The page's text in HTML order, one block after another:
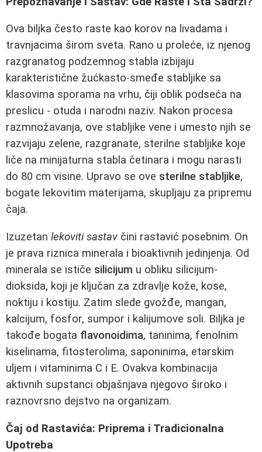
Ova biljka često raste kao korov na livadama i
travnjacima širom sveta. Rano u proleće, iz njenog
razgranatog podzemnog stabla izbijaju
karakteristične žućkasto-smeđe stabljike sa
klasovima sporama na vrhu, čiji oblik podseća na
preslicu - otuda i narodni naziv. Nakon procesa
razmnožavanja, ove stabljike vene i umesto njih se
razvijaju zelene, razgranate, sterilne stabljike koje
liče na minijaturna stabla četinara i mogu narasti
do 80 cm visine. Upravo se ove sterilne stabljike,
bogate lekovitim materijama, skupljaju za pripremu
čaja.
Izuzetan lekoviti sastav čini rastavić posebnim. On
je prava riznica minerala i bioaktivnih jedinjenja. Od
minerala se ističe silicijum u obliku silicijum-
dioksida, koji je ključan za zdravlje kože, kose,
noktiju i kostiju. Zatim slede gvožđe, mangan,
kalcijum, fosfor, sumpor i kalijumove soli. Biljka je
takođe bogata flavonoidima, taninima, fenolnim
kiselinama, fitosterolima, saponinima, etarskim
uljem i vitaminima C i E. Ovakva kombinacija
aktivnih supstanci objašnjava njegovo široko i
raznovrsno dejstvo na organizam.
Čaj od Rastavića: Priprema i Tradicionalna
Upotreba